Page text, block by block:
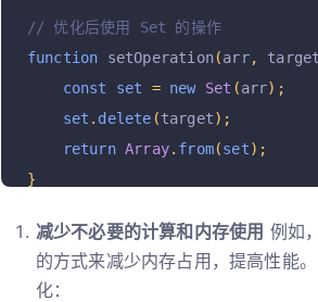
// 优化后使用 Set 的操作
function setOperation(arr, target
const
set = new Set (arr);
set . delete (target);
return Array. from(set);
}
减少不必要的计算和内存使用 例如
的方式来减少内存占用，提高性能
化：